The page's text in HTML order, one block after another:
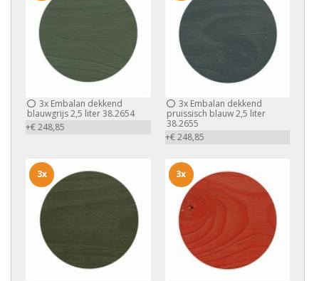
3x Embalan dekkend
blauwgrijs 2,5 liter 38.2654
+€ 248,85
3xEmbalan dekkend
pruissisch blauw 2,5 liter
38.2655
+€ 248,85
3x 3x